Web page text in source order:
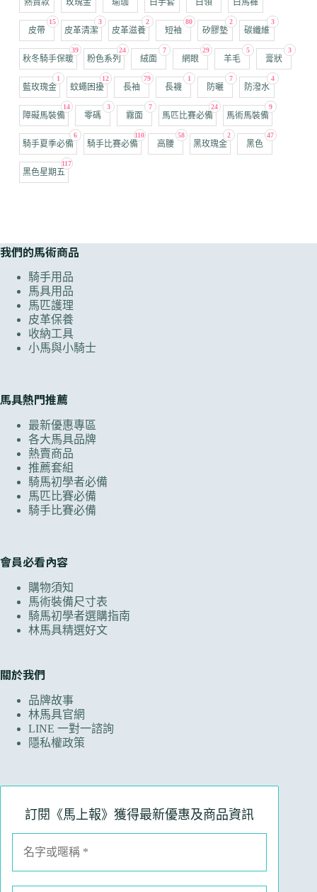
熱賣款 玫瑰金 瑜珈 白手套 白領 白馬褲
15
皮帶
3
皮革清潔
2
皮革滋養
80
短袖
2
矽膠墊
3
碳纖維
39
秋冬騎手保暖
24
粉色系列
7
絨面
29
網眼
5
羊毛
3
膏狀
1
藍玫瑰金
12
蚊蠅困擾
79
長袖
1
長襪
7
防曬
4
防潑水
14
障礙馬裝備
3
零碼
7
霧面
24
馬匹比賽必備
9
馬術馬裝備
6
騎手夏季必備
110
騎手比賽必備
58
高腰
2
黑玫瑰金
47
黑色
117
黑色星期五
我們的馬術商品
騎手用品
馬具用品
馬匹護理
皮革保養
收納工具
小馬與小騎士
馬具熱門推薦
最新優惠專區
各大馬具品牌
熱賣商品
推薦套組
騎馬初學者必備
馬匹比賽必備
騎手比賽必備
會員必看內容
購物須知
馬術裝備尺寸表
騎馬初學者選購指南
林馬具精選好文
關於我們
品牌故事
林馬具官網
LINE 一對一諮詢
隱私權政策
訂閱《馬上報》獲得最新優惠及商品資訊